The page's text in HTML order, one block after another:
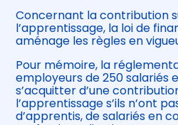
Concernant la contribution
l’apprentissage, la loi de
aménage les règles en
Pour mémoire, la
employeurs de 250 salariés
s’acquitter d’une
l’apprentissage s’ils n’ont
d’apprentis, de salariés en